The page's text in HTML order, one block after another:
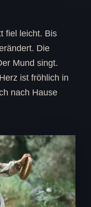
fiel leicht. Bis
Die
Mund singt.
ist fröhlich in
nach Hause